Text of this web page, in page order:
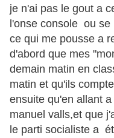
je n'ai pas le gout a
l'onse console ou se
ce qui me pousse a
d'abord que mes
demain matin en
matin et qu'ils
ensuite qu'en allant
manuel valls,et que
le parti socialiste a